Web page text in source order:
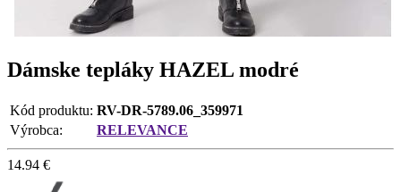
Dámske tepláky HAZEL modré
Kód produktu: RV-DR-5789.06_359971
Výrobca:
RELEVANCE
14.94 €